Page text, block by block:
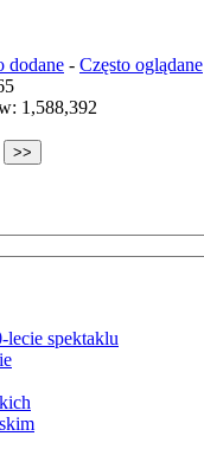
dodane - Często oglądane
1,588,392
spektaklu